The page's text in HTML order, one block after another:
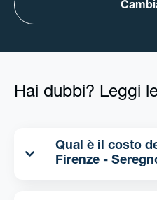
Hai dubbi? Leggi
Qual è il costo
Firenze -